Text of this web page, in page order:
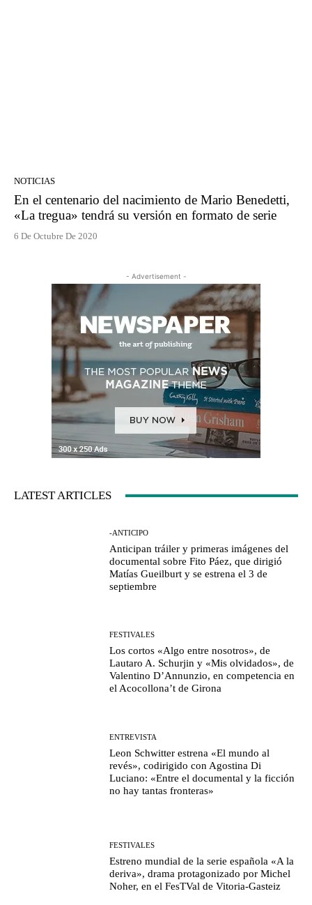
NOTICIAS
En el centenario del nacimiento de Mario Benedetti,
«La tregua» tendrá su versión en formato de serie
6 De Octubre De 2020
- Advertisement -
LATEST ARTICLES
-ANTICIPO
Anticipan tráiler y primeras imágenes del
documental sobre Fito Páez, que dirigió
Matías Gueilburt y se estrena el 3 de
septiembre
FESTIVALES
Los cortos «Algo entre nosotros», de
Lautaro A. Schurjin y «Mis olvidados», de
Valentino D’Annunzio, en competencia en
el Acocollona’t de Girona
ENTREVISTA
Leon Schwitter estrena «El mundo al
revés», codirigido con Agostina Di
Luciano: «Entre el documental y la ficción
no hay tantas fronteras»
FESTIVALES
Estreno mundial de la serie española «A la
deriva», drama protagonizado por Michel
Noher, en el FesTVal de Vitoria-Gasteiz